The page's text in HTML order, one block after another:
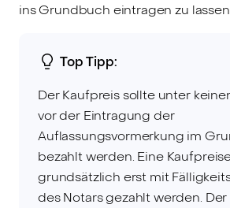
ins Grundbuch eintragen zu
Top Tipp:
Der Kaufpreis sollte unter
vor der Eintragung der
Auflassungsvormerkung im
bezahlt werden. Eine
grundsätzlich erst mit
des Notars gezahlt werden.